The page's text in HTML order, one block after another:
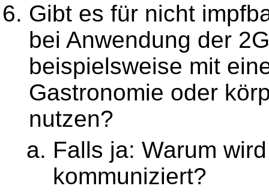
Gibt es für nicht
bei Anwendung der
beispielsweise mit
Gastronomie oder
nutzen?
Falls ja: Warum
kommuniziert?